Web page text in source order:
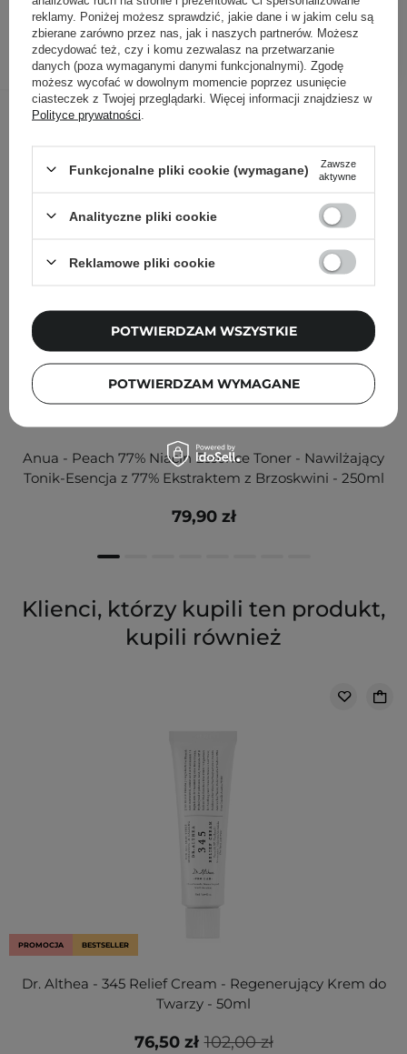
DODAJ DO KOSZYKA
Inni klienci sprawdzali również
Anua - Peach 77% Niacin Essence Toner - Nawilżający
Tonik-Esencja z 77% Ekstraktem z Brzoskwini - 250ml
79,90 zł
Klienci, którzy kupili ten produkt,
kupili również
PROMOCJA BESTSELLER
Dr. Althea - 345 Relief Cream - Regenerujący Krem do
Twarzy - 50ml
102,00 zł
76,50 zł
reklamy. Poniżej możesz sprawdzić, jakie dane i w jakim celu są
zbierane zarówno przez nas, jak i naszych partnerów. Możesz
zdecydować też, czy i komu zezwalasz na przetwarzanie
danych (poza wymaganymi danymi funkcjonalnymi). Zgodę
możesz wycofać w dowolnym momencie poprzez usunięcie
ciasteczek z Twojej przeglądarki. Więcej informacji znajdziesz w
Polityce prywatności
Funkcjonalne pliki cookie (wymagane)
Zawsze
aktywne
Analityczne pliki cookie
Reklamowe pliki cookie
POTWIERDZAM WYMAGANE
POTWIERDZAM WSZYSTKIE